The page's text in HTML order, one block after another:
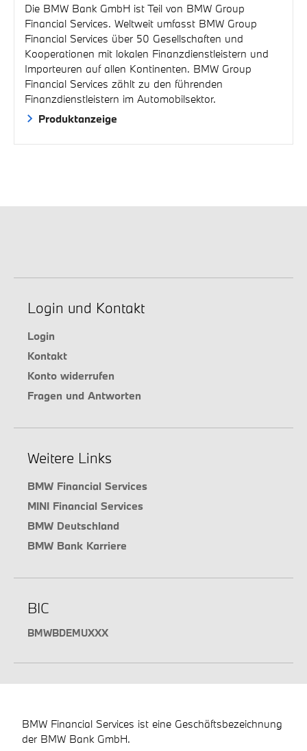
Die BMW Bank GmbH ist Teil von BMW Group
Financial Services. Weltweit umfasst BMW Group
Financial Services über 50 Gesellschaften und
Kooperationen mit lokalen Finanzdienstleistern und
Importeuren auf allen Kontinenten. BMW Group
Financial Services zählt zu den führenden
Finanzdienstleistern im Automobilsektor.
Produktanzeige
Login und Kontakt
Login
Kontakt
Konto widerrufen
Fragen und Antworten
Weitere Links
BMW Financial Services
MINI Financial Services
BMW Deutschland
BMW Bank Karriere
BIC
BMWBDEMUXXX
BMW Financial Services ist eine Geschäftsbezeichnung
der BMW Bank GmbH.